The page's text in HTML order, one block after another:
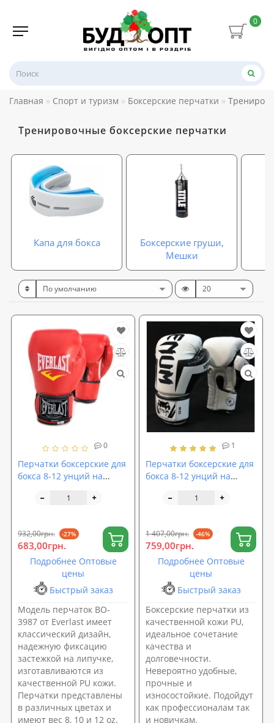
0
Главная Спорт и туризм Боксерские перчатки
Тренировочные боксерские перчатки
Капа для бокса
Боксерские груши,
Мешки
0
Перчатки боксерские для
бокса 8-12 унций на
(BO-3987)
932,00грн. -27%
683,00грн.
Подробнее Оптовые
цены
Быстрый заказ
Модель перчаток BO-
3987 от Everlast имеет
классический дизайн,
надежную фиксацию
застежкой на липучке,
изготавливаются из
качественной PU кожи.
Перчатки представлены
в различных цветах и
имеют вес 8, 10 и 12 oz.
1
Перчатки боксерские для
бокса 8-12 унций на
(BO-5698)
1 407,00грн. -46%
759,00грн.
Подробнее Оптовые
цены
Быстрый заказ
Боксерские перчатки из
качественной кожи PU,
идеальное сочетание
качества и
долговечности.
Невероятно удобные,
прочные и
износостойкие. Подойдут
как профессионалам так
и новичкам.